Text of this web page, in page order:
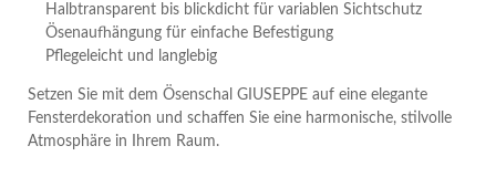
Halbtransparent bis blickdicht für variablen Sichtschutz
Ösenaufhängung für einfache Befestigung
Pflegeleicht und langlebig
Setzen Sie mit dem Ösenschal GIUSEPPE auf eine elegante
Fensterdekoration und schaffen Sie eine harmonische, stilvolle
Atmosphäre in Ihrem Raum.